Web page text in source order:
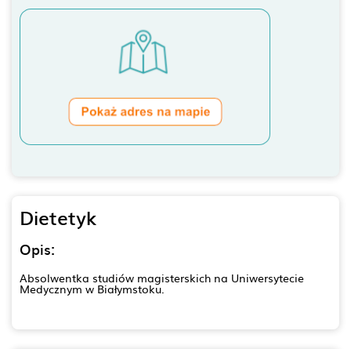
Dietetyk
Opis:
Absolwentka studiów magisterskich na Uniwersytecie
Medycznym w Białymstoku.